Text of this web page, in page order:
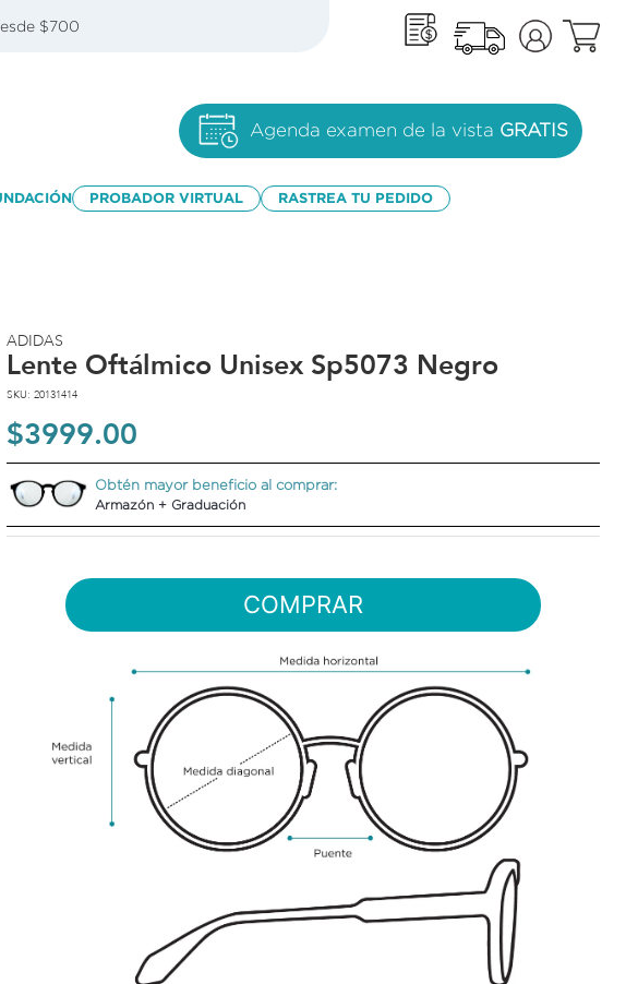
$700
Agenda examen de la vista GRATIS
PROBADOR VIRTUAL RASTREA TU PEDIDO
ADIDAS
Lente Oftálmico Unisex Sp5073 Negro
SKU: 20131414
$3999.00
Obtén mayor beneficio al comprar:
Armazón + Graduación
COMPRAR